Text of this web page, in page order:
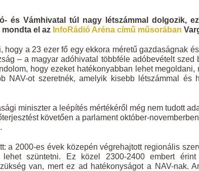
és Vámhivatal túl nagy létszámmal dolgozik,
el az InfoRádió Aréna című műsorában
hogy a 23 ezer fő egy ekkora méretű gazdaságnak
– a magyar adóhivatal többféle adóbevételt
hogy ezeket hatékonyabban lehet
NAV-ot szeretnék, amelyik kisebb létszámmal és
miniszter a leépítés mértékéről még nem tudott
követően a parlament október-
a 2000-es évek közepén végrehajtott regionális
lehet szüntetni. Ez közel 2300-2400 embert
van, mert ez ad hatékonyságot a NAV-nak.